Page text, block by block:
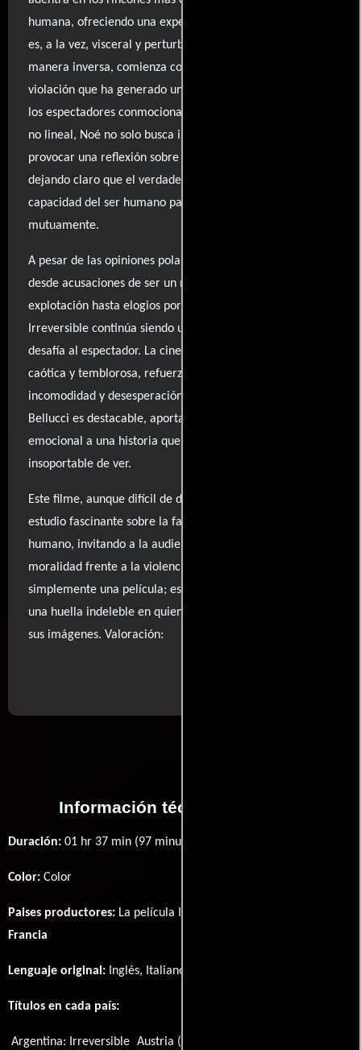
humana, ofreciendo una experiencia cinematográfica que
es, a la vez, visceral y perturbadora. La trama, contada de
manera inversa, comienza con una brutal secuencia de
violación que ha generado un gran revuelo y ha dejado a
los espectadores conmocionados. A través de su narrativa
no lineal, Noé no solo busca impactar, sino también
provocar una reflexión sobre la violencia y la venganza,
dejando claro que el verdadero horror reside en la
capacidad del ser humano para infligirse daño
mutuamente.
A pesar de las opiniones polarizadas que ha suscitado,
desde acusaciones de ser un mero espectáculo de
explotación hasta elogios por su audaz enfoque técnico,
Irreversible continúa siendo una obra que confronta y
desafía al espectador. La cinematografía, a menudo
caótica y temblorosa, refuerza la sensación de
incomodidad y desesperación. La actuación de Monica
Bellucci es destacable, aportando una profundidad
emocional a una historia que, en muchos sentidos, es casi
insoportable de ver.
Este filme, aunque difícil de digerir, se presenta como un
estudio fascinante sobre la fatalidad y el sufrimiento
humano, invitando a la audiencia a cuestionar su propia
moralidad frente a la violencia. Irreversible no es
simplemente una película; es una experiencia que deja
una huella indeleble en quienes se atreven a enfrentar
sus imágenes. Valoración:
Información técnica y general
Duración: 01 hr 37 min (97 minutos) .
Color: Color
Paises productores: La película Irréversible fué producida en
Francia
Lenguaje original: Inglés, Italiano
Títulos en cada país:
Argentina: Irreversible Austria (DVD title):